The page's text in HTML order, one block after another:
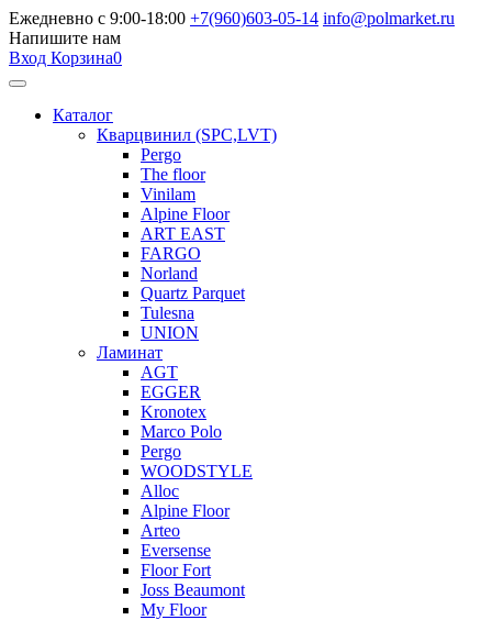
Ежедневно с 9:00-18:00 +7(960)603-05-14 info@polmarket.ru
Напишите нам
Вход Корзина0
Каталог
Кварцвинил (SPC,LVT)
Pergo
The floor
Vinilam
Alpine Floor
ART EAST
FARGO
Norland
Quartz Parquet
Tulesna
UNION
Ламинат
AGT
EGGER
Kronotex
Marco Polo
Pergo
WOODSTYLE
Alloc
Alpine Floor
Arteo
Eversense
Floor Fort
Joss Beaumont
My Floor